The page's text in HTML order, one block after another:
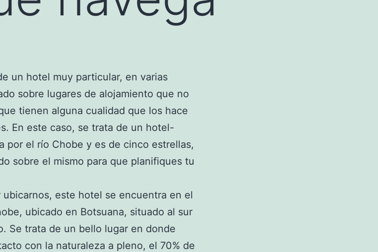
un hotel muy particular, en varias
sobre lugares de alojamiento que no
tienen alguna cualidad que los hace
En este caso, se trata de un hotel-
por el río Chobe y es de cinco estrellas,
sobre el mismo para que planifiques tu
ubicarnos, este hotel se encuentra en el
ubicado en Botsuana, situado al sur
Se trata de un bello lugar en donde
con la naturaleza a pleno, el 70% de